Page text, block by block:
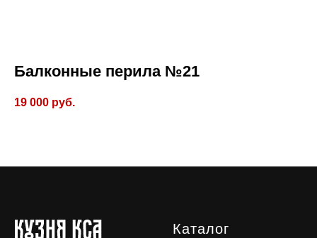
Балконные перила №21
19 000 руб.
Каталог